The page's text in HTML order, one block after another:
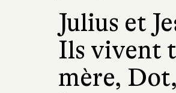
Julius et
Ils vivent
mère,